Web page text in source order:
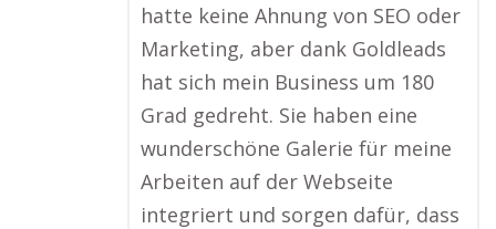
hatte keine Ahnung von SEO oder
Marketing, aber dank Goldleads
hat sich mein Business um 180
Grad gedreht. Sie haben eine
wunderschöne Galerie für meine
Arbeiten auf der Webseite
integriert und sorgen dafür, dass